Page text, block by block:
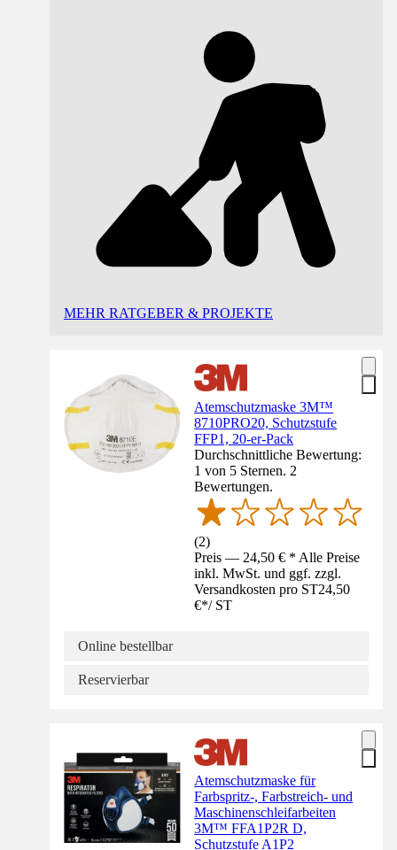
MEHR RATGEBER & PROJEKTE
Atemschutzmaske 3M™
8710PRO20, Schutzstufe
FFP1, 20-er-Pack
Durchschnittliche Bewertung:
1 von 5 Sternen. 2
Bewertungen.
(2)
Preis — 24,50 € * Alle Preise
inkl. MwSt. und ggf. zzgl.
Versandkosten pro ST24,50
€*/ ST
Online bestellbar
Reservierbar
Atemschutzmaske für
Farbspritz-, Farbstreich- und
Maschinenschleifarbeiten
3M™ FFA1P2R D,
Schutzstufe A1P2